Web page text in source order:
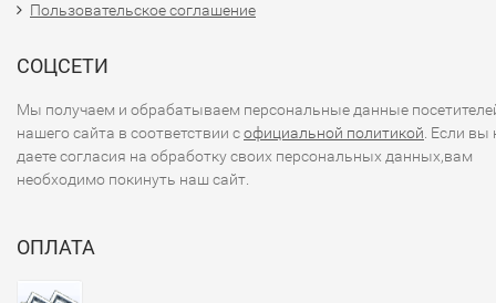
Пользовательское соглашение
СОЦСЕТИ
Мы получаем и обрабатываем персональные данные
нашего сайта в соответствии софициальной политикой . Если вы
даете согласия на обработку своих персональных данных,вам
необходимо покинуть наш сайт.
ОПЛАТА